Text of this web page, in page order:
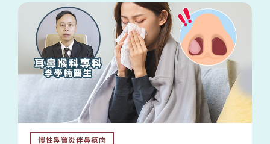
慢性鼻竇炎伴鼻瘜肉